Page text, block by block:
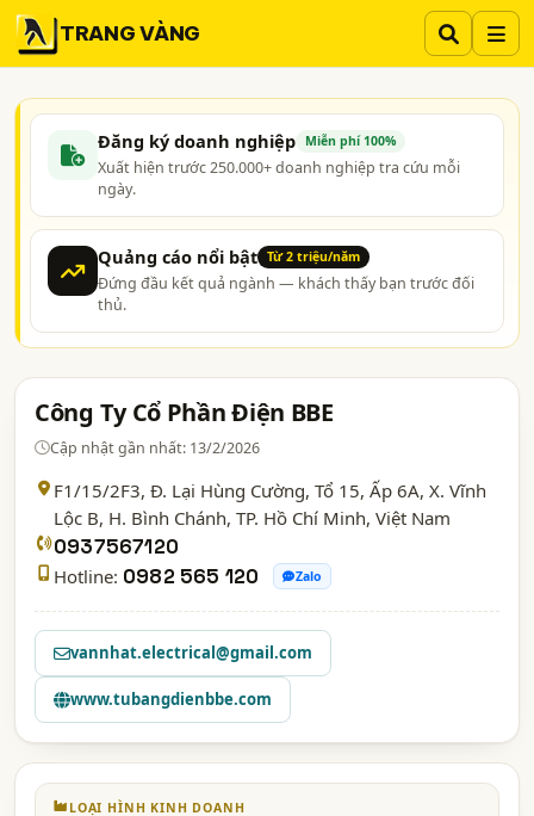
TRANG VÀNG
Đăng ký doanh nghiệp Miễn phí 100%
Xuất hiện trước 250.000+ doanh nghiệp tra cứu mỗi
ngày.
Quảng cáo nổi bật Từ 2 triệu/năm
Đứng đầu kết quả ngành — khách thấy bạn trước đối
thủ.
Công Ty Cổ Phần Điện BBE
Cập nhật gần nhất: 13/2/2026
F1/15/2F3, Đ. Lại Hùng Cường, Tổ 15, Ấp 6A, X. Vĩnh
Lộc B, H. Bình Chánh, TP. Hồ Chí Minh, Việt Nam
0937567120
Hotline: 0982 565 120 Zalo
vannhat.electrical@gmail.com
www.tubangdienbbe.com
LOẠI HÌNH KINH DOANH